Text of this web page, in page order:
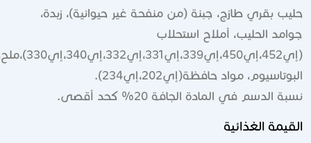
بقري طازج، جبنة (من منفحة غير حيوانية)، زبدة،
الحليب، أملاح استحلاب
(إي452،إي450،إي339،إي331،إي332،إي340،إي330)،ملح،ملح
مواد حافظة(إي202،إي234).
الدسم في المادة الجافة 20% كحد أقصى.
الغذائية